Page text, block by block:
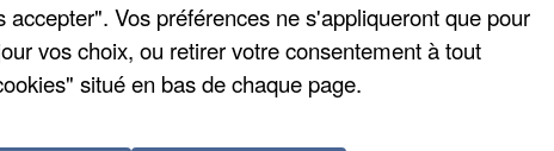
Vos préférences ne s'appliqueront que pour
vos choix, ou retirer votre consentement à tout
situé en bas de chaque page.